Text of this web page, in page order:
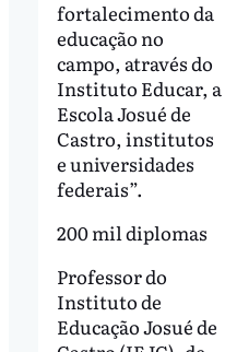
fortalecimento da
educação no
campo, através do
Instituto Educar, a
Escola Josué de
Castro, institutos
e universidades
federais”.
200 mil diplomas
Professor do
Instituto de
Educação Josué de